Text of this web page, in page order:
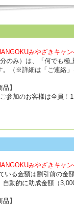
みやざきキャン
のみ）は、「何でも
。（※詳細は「ご連絡」
】
参加のお客様は全員！
みやざきキャン
いる金額は割引前の金
動的に助成金額（
】